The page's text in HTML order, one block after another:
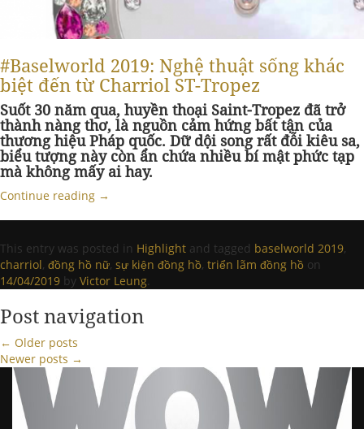
#Baselworld 2019: Nghệ thuật sống khác
biệt đến từ Charriol ST-Tropez
Suốt 30 năm qua, huyền thoại Saint-Tropez đã trở
thành nàng thơ, là nguồn cảm hứng bất tận của
thương hiệu Pháp quốc. Dữ dội song rất đỗi kiêu sa,
biểu tượng này còn ẩn chứa nhiều bí mật phức tạp
mà không mấy ai hay.
Continue reading →
This entry was posted in Highlight and tagged baselworld 2019,
charriol, đồng hồ nữ, sự kiện đồng hồ, triển lãm đồng hồ on
14/04/2019 by Victor Leung.
Post navigation
← Older posts
Newer posts →